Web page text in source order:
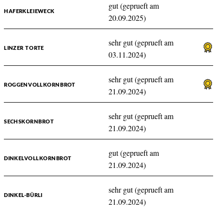
HAFERKLEIEWECK
gut (geprueft am
20.09.2025)
LINZER TORTE
sehr gut (geprueft am
03.11.2024)
ROGGENVOLLKORNBROT
sehr gut (geprueft am
21.09.2024)
SECHSKORNBROT
sehr gut (geprueft am
21.09.2024)
DINKELVOLLKORNBROT
gut (geprueft am
21.09.2024)
DINKEL-BÜRLI
sehr gut (geprueft am
21.09.2024)